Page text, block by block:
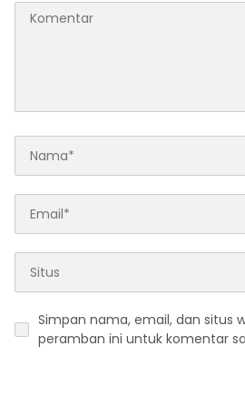
Simpan nama, email, dan situs
peramban ini untuk komentar